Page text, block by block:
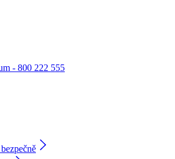
- 800 222 555